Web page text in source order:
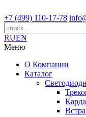
+7 (499) 110-17-78
RUEN
Меню
О Компании
Каталог